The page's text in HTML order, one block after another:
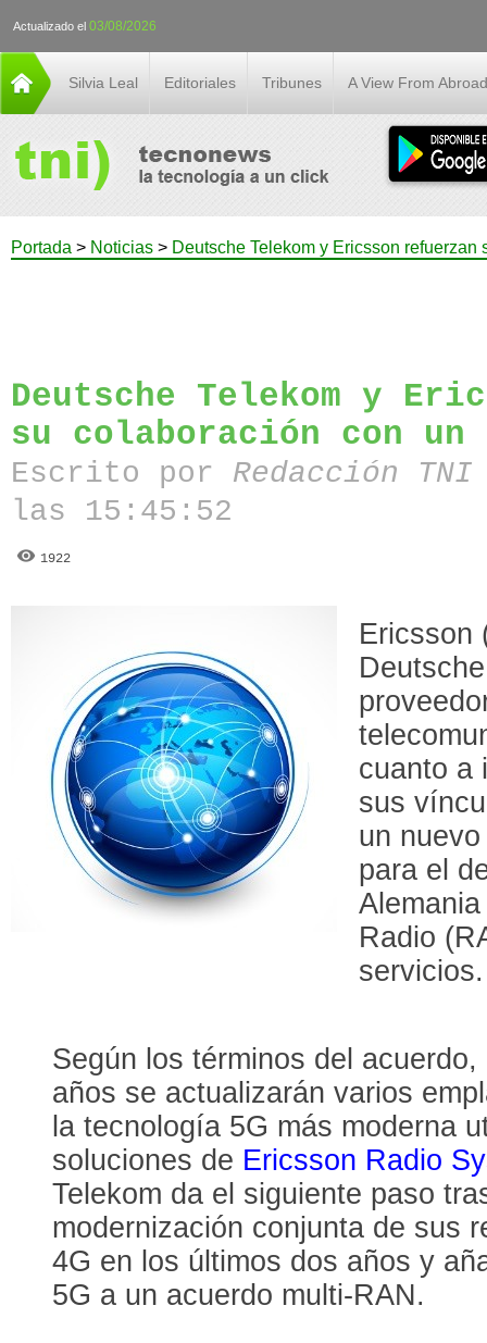
Actualizado el 03/08/2026
Silvia Leal Editoriales Tribunes A View From Abroad
Portada > Noticias > Deutsche Telekom y Ericsson
Deutsche Telekom y
su colaboración con un
Escrito por Redacción
las 15:45:52
1922
Ericsson
cuanto a
sus
un
para el
Radio
servicios.
Según los términos del
años se actualizarán varios
la tecnología 5G más moderna
soluciones de Ericsson Radio
Telekom da el siguiente paso
modernización conjunta de sus
4G en los últimos dos años y
5G a un acuerdo multi-RAN.